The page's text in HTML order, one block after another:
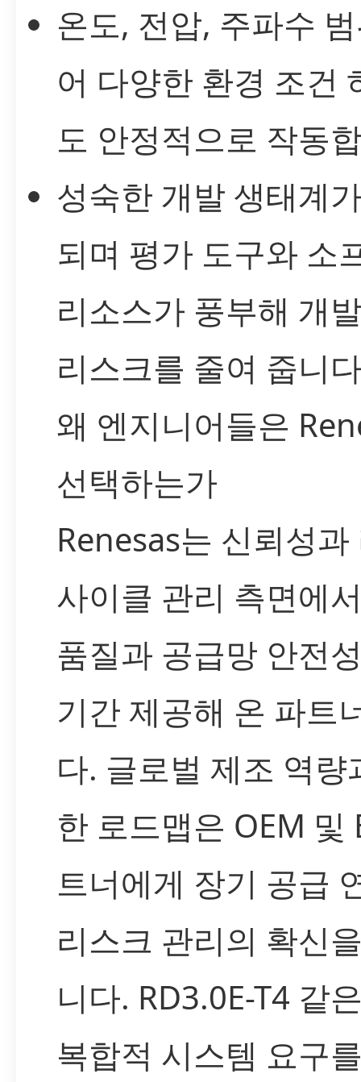
온도, 전압, 주파수
어 다양한 환경 조건
도 안정적으로 작동
성숙한 개발 생태계
되며 평가 도구와 소
리소스가 풍부해 개
리스크를 줄여 줍니
왜 엔지니어들은
선택하는가
Renesas는 신뢰성
사이클 관리 측면에
품질과 공급망 안전
기간 제공해 온 파트
다. 글로벌 제조 역량
한 로드맵은 OEM 및
트너에게 장기 공급
리스크 관리의 확신
니다. RD3.0E-T4 같
복합적 시스템 요구